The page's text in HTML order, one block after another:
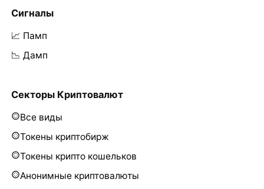
Сигналы
📈 Памп
📉 Дамп
Секторы Криптовалют
Все виды
Токены криптобирж
Токены крипто кошельков
Анонимные криптовалюты